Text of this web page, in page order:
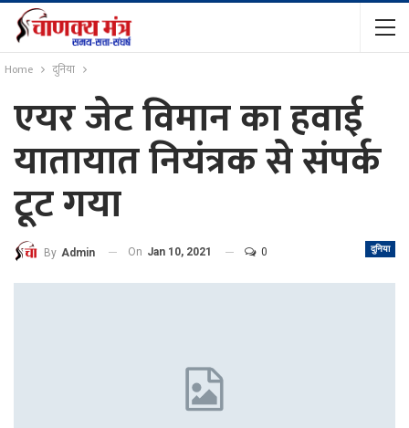
Home दुनिया
एयर जेट विमान का हवाई
यातायात नियंत्रक से संपर्क
टूट गया
दुनिया
By Admin On Jan 10, 2021 0